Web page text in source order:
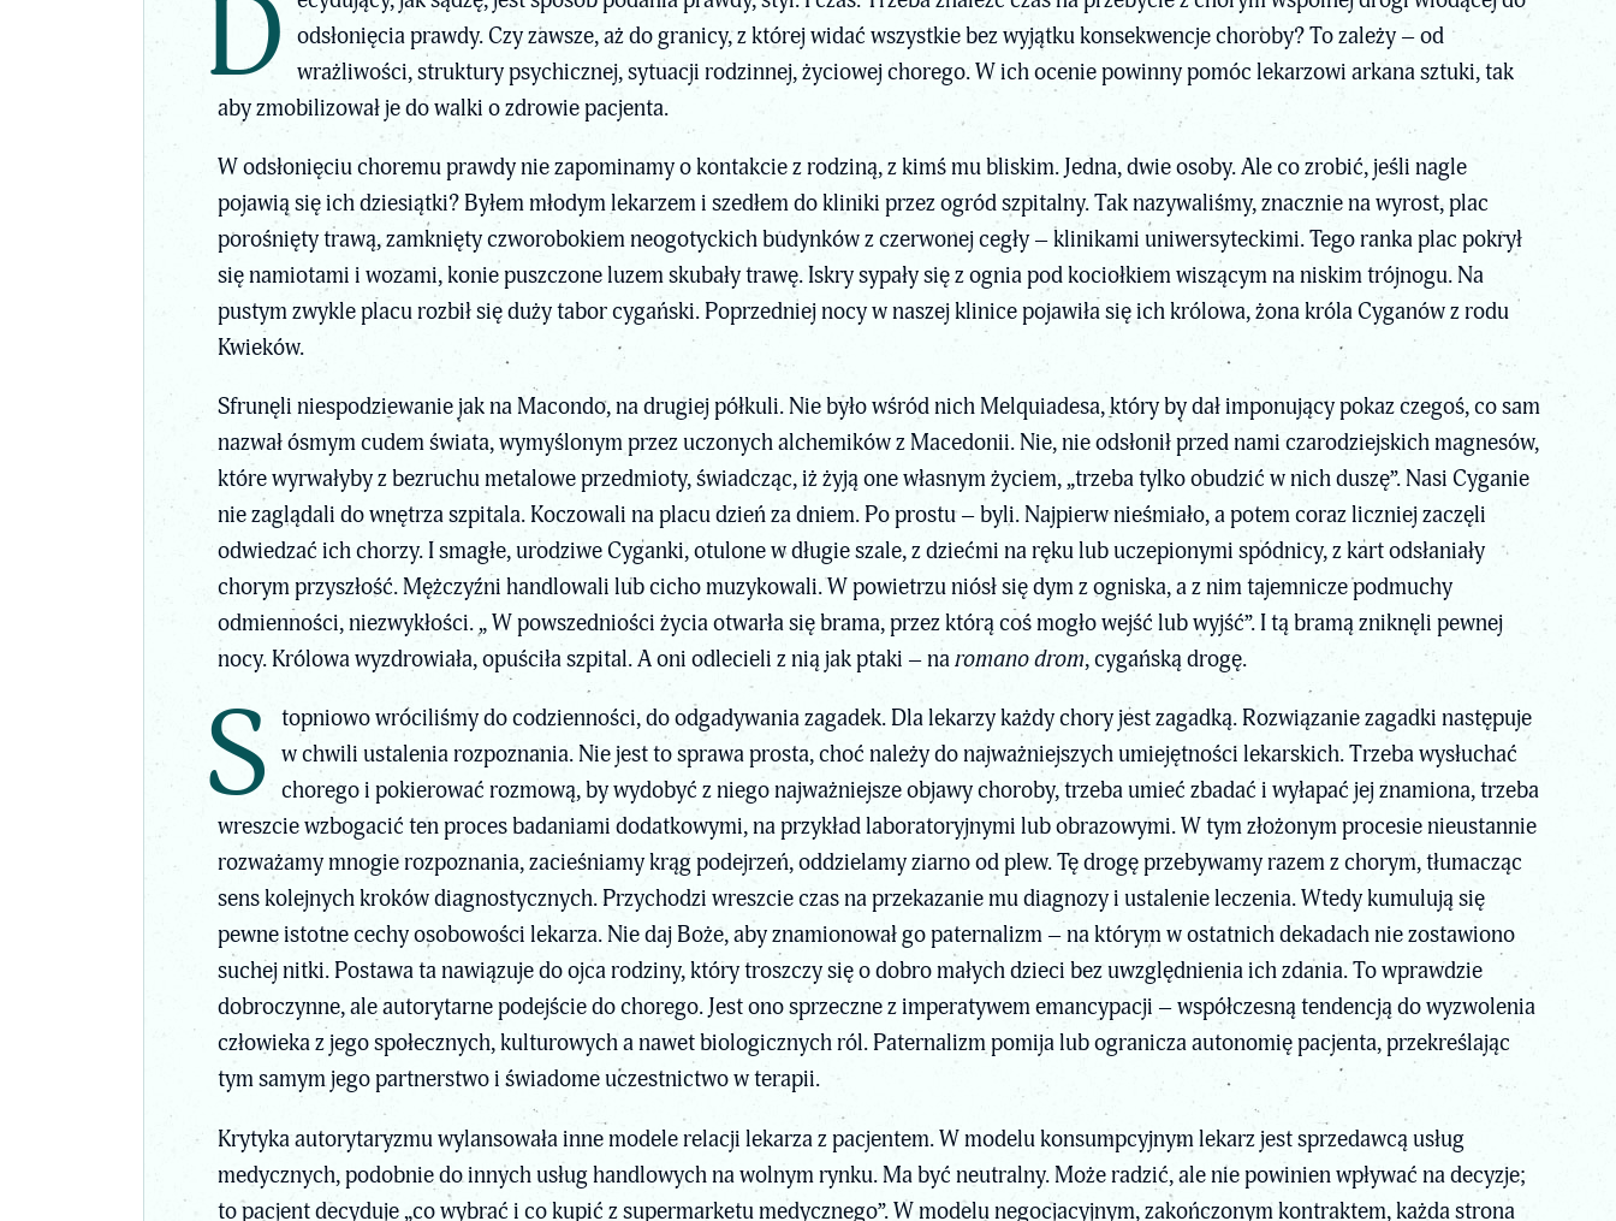
D odsłonięcia prawdy. Czy zawsze, aż do granicy, z której widać wszystkie bez wyjątku konsekwencje choroby? To zależy – od
wrażliwości, struktury psychicznej, sytuacji rodzinnej, życiowej chorego. W ich ocenie powinny pomóc lekarzowi arkana sztuki, tak
aby zmobilizował je do walki o zdrowie pacjenta.
W odsłonięciu choremu prawdy nie zapominamy o kontakcie z rodziną, z kimś mu bliskim. Jedna, dwie osoby. Ale co zrobić, jeśli nagle
pojawią się ich dziesiątki? Byłem młodym lekarzem i szedłem do kliniki przez ogród szpitalny. Tak nazywaliśmy, znacznie na wyrost, plac
porośnięty trawą, zamknięty czworobokiem neogotyckich budynków z czerwonej cegły – klinikami uniwersyteckimi. Tego ranka plac pokrył
się namiotami i wozami, konie puszczone luzem skubały trawę. Iskry sypały się z ognia pod kociołkiem wiszącym na niskim trójnogu. Na
pustym zwykle placu rozbił się duży tabor cygański. Poprzedniej nocy w naszej klinice pojawiła się ich królowa, żona króla Cyganów z rodu
Kwieków.
Sfrunęli niespodziewanie jak na Macondo, na drugiej półkuli. Nie było wśród nich Melquiadesa, który by dał imponujący pokaz czegoś, co sam
nazwał ósmym cudem świata, wymyślonym przez uczonych alchemików z Macedonii. Nie, nie odsłonił przed nami czarodziejskich magnesów,
które wyrwałyby z bezruchu metalowe przedmioty, świadcząc, iż żyją one własnym życiem, „trzeba tylko obudzić w nich duszę”. Nasi Cyganie
nie zaglądali do wnętrza szpitala. Koczowali na placu dzień za dniem. Po prostu – byli. Najpierw nieśmiało, a potem coraz liczniej zaczęli
odwiedzać ich chorzy. I smagłe, urodziwe Cyganki, otulone w długie szale, z dziećmi na ręku lub uczepionymi spódnicy, z kart odsłaniały
chorym przyszłość. Mężczyźni handlowali lub cicho muzykowali. W powietrzu niósł się dym z ogniska, a z nim tajemnicze podmuchy
odmienności, niezwykłości. „ W powszedniości życia otwarła się brama, przez którą coś mogło wejść lub wyjść”. I tą bramą zniknęli pewnej
nocy. Królowa wyzdrowiała, opuściła szpital. A oni odlecieli z nią jak ptaki – naromano drom, cygańską drogę.
S topniowo wróciliśmy do codzienności, do odgadywania zagadek. Dla lekarzy każdy chory jest zagadką. Rozwiązanie zagadki następuje
w chwili ustalenia rozpoznania. Nie jest to sprawa prosta, choć należy do najważniejszych umiejętności lekarskich. Trzeba wysłuchać
chorego i pokierować rozmową, by wydobyć z niego najważniejsze objawy choroby, trzeba umieć zbadać i wyłapać jej znamiona, trzeba
wreszcie wzbogacić ten proces badaniami dodatkowymi, na przykład laboratoryjnymi lub obrazowymi. W tym złożonym procesie nieustannie
rozważamy mnogie rozpoznania, zacieśniamy krąg podejrzeń, oddzielamy ziarno od plew. Tę drogę przebywamy razem z chorym, tłumacząc
sens kolejnych kroków diagnostycznych. Przychodzi wreszcie czas na przekazanie mu diagnozy i ustalenie leczenia. Wtedy kumulują się
pewne istotne cechy osobowości lekarza. Nie daj Boże, aby znamionował go paternalizm – na którym w ostatnich dekadach nie zostawiono
suchej nitki. Postawa ta nawiązuje do ojca rodziny, który troszczy się o dobro małych dzieci bez uwzględnienia ich zdania. To wprawdzie
dobroczynne, ale autorytarne podejście do chorego. Jest ono sprzeczne z imperatywem emancypacji – współczesną tendencją do wyzwolenia
człowieka z jego społecznych, kulturowych a nawet biologicznych ról. Paternalizm pomija lub ogranicza autonomię pacjenta, przekreślając
tym samym jego partnerstwo i świadome uczestnictwo w terapii.
Krytyka autorytaryzmu wylansowała inne modele relacji lekarza z pacjentem. W modelu konsumpcyjnym lekarz jest sprzedawcą usług
medycznych, podobnie do innych usług handlowych na wolnym rynku. Ma być neutralny. Może radzić, ale nie powinien wpływać na decyzje;
to pacjent decyduje „co wybrać i co kupić z supermarketu medycznego”. W modelu negocjacyjnym, zakończonym kontraktem, każda strona